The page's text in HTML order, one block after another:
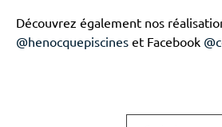
Découvrez également nos
@henocquepiscines et Facebook